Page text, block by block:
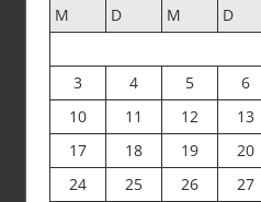
M D M D
3
4 5 6
10
11 12 13
17
18 19 20
24
25 26 27